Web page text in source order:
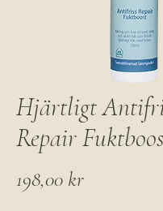
Hjärtligt
Repair
198,00 krPris